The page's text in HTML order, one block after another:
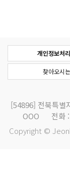
개인정보처
찾아오시
[54896] 전북특별
OOO
전화
Copyright ©